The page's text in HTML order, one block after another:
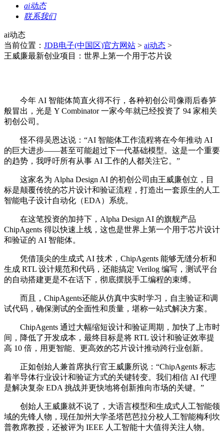
ai动态
联系我们
ai动态
当前位置： JDB电子(中国区)官方网站 > ai动态 >
王威廉最新创业项目：世界上第一个用于芯片设
今年 AI 智能体简直火得不行，各种初创公司像雨后春笋
般冒出，光是 Y Combinator 一家今年就已经投资了 94 家相关
初创公司。
怪不得吴恩达说：“AI 智能体工作流程将在今年推动 AI
的巨大进步——甚至可能超过下一代基础模型。这是一个重要
的趋势，我呼吁所有从事 AI 工作的人都关注它。”
这家名为 Alpha Design AI 的初创公司由王威廉创立，目
标是颠覆传统的芯片设计和验证流程，打造出一套原生的人工
智能电子设计自动化（EDA）系统。
在这笔投资的加持下，Alpha Design AI 的旗舰产品
ChipAgents 得以快速上线，这也是世界上第一个用于芯片设计
和验证的 AI 智能体。
凭借顶尖的生成式 AI 技术，ChipAgents 能够无缝分析和
生成 RTL 设计规范和代码，还能搞定 Verilog 编写，测试平台
的自动搭建更是不在话下，彻底摆脱手工编程的束缚。
而且，ChipAgents还能从仿真中实时学习，自主验证和调
试代码，确保测试的全面性和质量，堪称一站式解决方案。
ChipAgents 通过大幅缩短设计和验证周期，加快了上市时
间，降低了开发成本，最终目标是将 RTL 设计和验证效率提
高 10 倍，用更智能、更高效的芯片设计推动跨行业创新。
正如创始人兼首席执行官王威廉所说：“ChipAgents 标志
着半导体行业设计和验证方式的关键转变。我们相信 AI 代理
是解决复杂 EDA 挑战并更快地将创新推向市场的关键。”
创始人王威廉就不说了，大语言模型和生成式人工智能领
域的先锋人物，现任加州大学圣塔芭芭拉分校人工智能梅利坎
普教席教授，还被评为 IEEE 人工智能十大值得关注人物。